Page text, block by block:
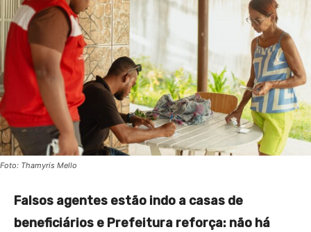
Foto: Thamyris Mello
Falsos agentes estão indo a casas de
beneficiários e Prefeitura reforça: não há